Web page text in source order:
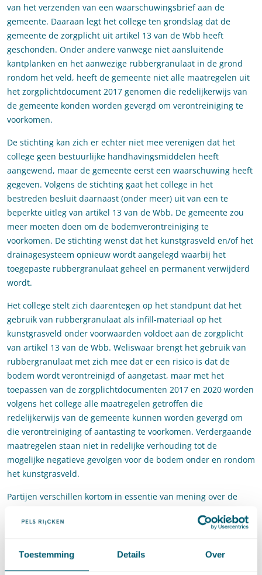
Toestemming Details Over
van het verzenden van een waarschuwingsbrief aan de
gemeente. Daaraan legt het college ten grondslag dat de
gemeente de zorgplicht uit artikel 13 van de Wbb heeft
geschonden. Onder andere vanwege niet aansluitende
kantplanken en het aanwezige rubbergranulaat in de grond
rondom het veld, heeft de gemeente niet alle maatregelen uit
het zorgplichtdocument 2017 genomen die redelijkerwijs van
de gemeente konden worden gevergd om verontreiniging te
voorkomen.
De stichting kan zich er echter niet mee verenigen dat het
college geen bestuurlijke handhavingsmiddelen heeft
aangewend, maar de gemeente eerst een waarschuwing heeft
gegeven. Volgens de stichting gaat het college in het
bestreden besluit daarnaast (onder meer) uit van een te
beperkte uitleg van artikel 13 van de Wbb. De gemeente zou
meer moeten doen om de bodemverontreiniging te
voorkomen. De stichting wenst dat het kunstgrasveld en/of het
drainagesysteem opnieuw wordt aangelegd waarbij het
toegepaste rubbergranulaat geheel en permanent verwijderd
wordt.
Het college stelt zich daarentegen op het standpunt dat het
gebruik van rubbergranulaat als infill-materiaal op het
kunstgrasveld onder voorwaarden voldoet aan de zorgplicht
van artikel 13 van de Wbb. Weliswaar brengt het gebruik van
rubbergranulaat met zich mee dat er een risico is dat de
bodem wordt verontreinigd of aangetast, maar met het
toepassen van de zorgplichtdocumenten 2017 en 2020 worden
volgens het college alle maatregelen getroffen die
redelijkerwijs van de gemeente kunnen worden gevergd om
die verontreiniging of aantasting te voorkomen. Verdergaande
maatregelen staan niet in redelijke verhouding tot de
mogelijke negatieve gevolgen voor de bodem onder en rondom
het kunstgrasveld.
Partijen verschillen kortom in essentie van mening over de
van de Wbb vervatte zorgplicht verplicht is om alle
gevergd om een verontreiniging of aantasting van de bodem te